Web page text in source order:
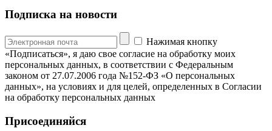
Подписка на новости
Нажимая кнопку
«Подписаться», я даю свое согласие на обработку моих
персональных данных, в соответствии с Федеральным
законом от 27.07.2006 года №152-ФЗ «О персональных
данных», на условиях и для целей, определенных в Согласии
на обработку персональных данных
Присоединяйся